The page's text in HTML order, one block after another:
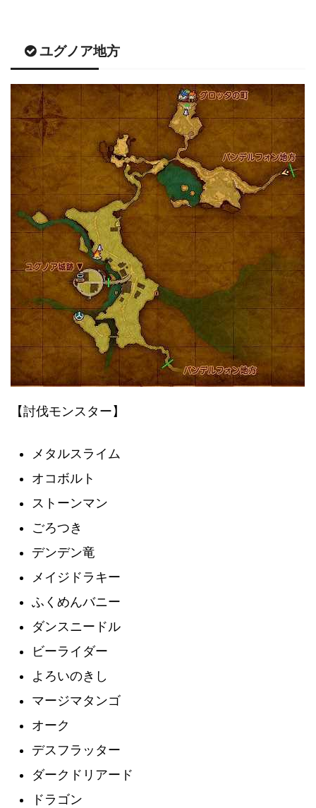
ユグノア地方
【討伐モンスター】
メタルスライム
オコボルト
ストーンマン
ごろつき
デンデン竜
メイジドラキー
ふくめんバニー
ダンスニードル
ビーライダー
よろいのきし
マージマタンゴ
オーク
デスフラッター
ダークドリアード
ドラゴン